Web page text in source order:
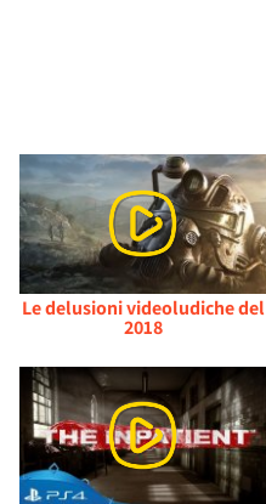
Le delusioni videoludiche del
2018